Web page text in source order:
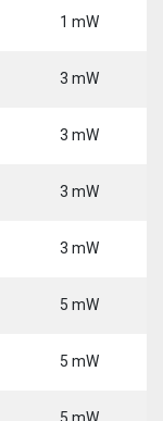
1 mW
3 mW
3 mW
3 mW
3 mW
5 mW
5 mW